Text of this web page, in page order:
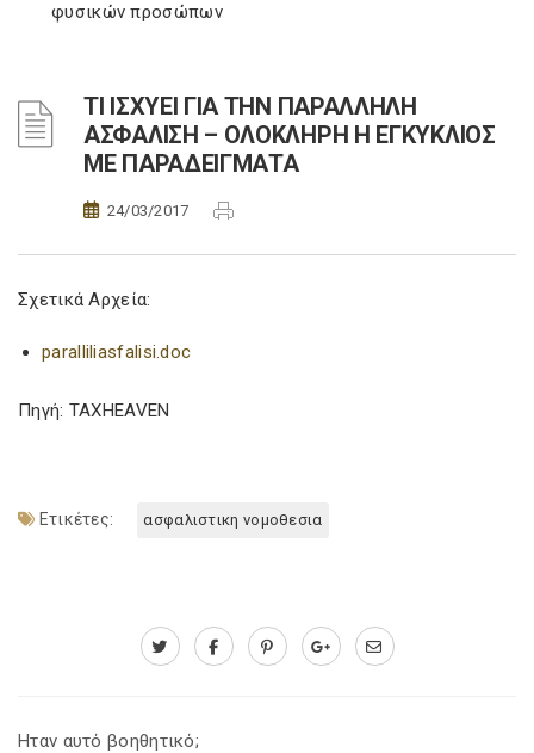
φυσικών προσώπων
ΤΙ ΙΣΧΥΕΙ ΓΙΑ ΤΗΝ ΠΑΡΑΛΛΗΛΗ
ΑΣΦΑΛΙΣΗ – ΟΛΟΚΛΗΡΗ Η ΕΓΚΥΚΛΙΟΣ
ΜΕ ΠΑΡΑΔΕΙΓΜΑΤΑ
24/03/2017
Σχετικά Αρχεία:
paralliliasfalisi.doc
Πηγή: TAXHEAVEN
Ετικέτες: ασφαλιστικη νομοθεσια
Ηταν αυτό βοηθητικό;